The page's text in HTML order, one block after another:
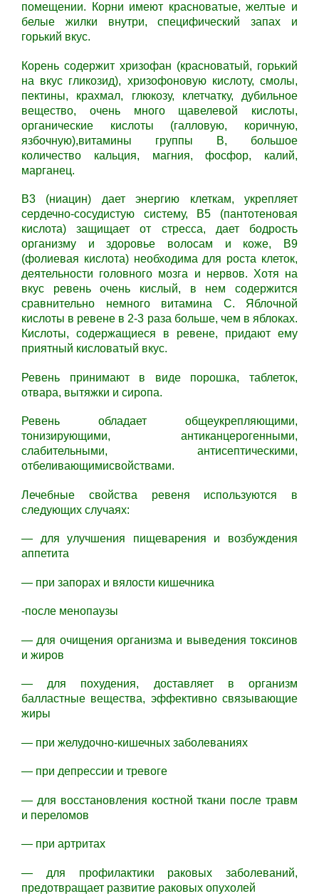
помещении. Корни имеют красноватые, желтые и
белые жилки внутри, специфический запах и
горький вкус.
Корень содержит хризофан (красноватый, горький
на вкус гликозид), хризофоновую кислоту, смолы,
пектины, крахмал, глюкозу, клетчатку, дубильное
вещество, очень много щавелевой кислоты,
органические кислоты (галловую, коричную,
язбочную),витамины группы В, большое
количество кальция, магния, фосфор, калий,
марганец.
В3 (ниацин) дает энергию клеткам, укрепляет
сердечно-сосудистую систему, В5 (пантотеновая
кислота) защищает от стресса, дает бодрость
организму и здоровье волосам и коже, В9
(фолиевая кислота) необходима для роста клеток,
деятельности головного мозга и нервов. Хотя на
вкус ревень очень кислый, в нем содержится
сравнительно немного витамина С. Яблочной
кислоты в ревене в 2-3 раза больше, чем в яблоках.
Кислоты, содержащиеся в ревене, придают ему
приятный кисловатый вкус.
Ревень принимают в виде порошка, таблеток,
отвара, вытяжки и сиропа.
Ревень обладает общеукрепляющими,
тонизирующими, антиканцерогенными,
слабительными, антисептическими,
отбеливающимисвойствами.
Лечебные свойства ревеня используются в
следующих случаях:
— для улучшения пищеварения и возбуждения
аппетита
— при запорах и вялости кишечника
-после менопаузы
— для очищения организма и выведения токсинов
и жиров
— для похудения, доставляет в организм
балластные вещества, эффективно связывающие
жиры
— при желудочно-кишечных заболеваниях
— при депрессии и тревоге
— для восстановления костной ткани после травм
и переломов
— при артритах
— для профилактики раковых заболеваний,
предотвращает развитие раковых опухолей